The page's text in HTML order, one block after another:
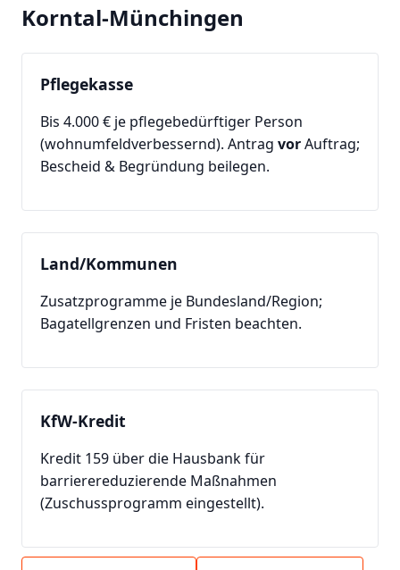
Korntal-Münchingen
Pflegekasse
Bis 4.000 € je pflegebedürftiger Person
(wohnumfeldverbessernd). Antrag vorAuftrag;
Bescheid & Begründung beilegen.
Land/Kommunen
Zusatzprogramme je Bundesland/Region;
Bagatellgrenzen und Fristen beachten.
KfW-Kredit
Kredit 159 über die Hausbank für
barrierereduzierende Maßnahmen
(Zuschussprogramm eingestellt).